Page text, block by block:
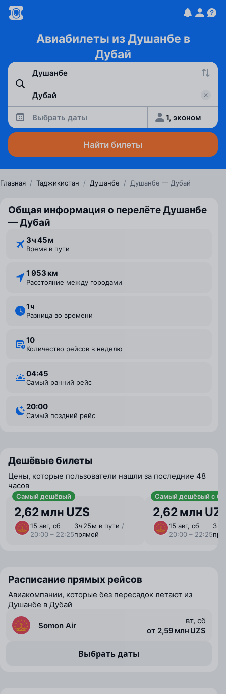
Авиабилеты из Душанбе в
Дубай
Выбрать даты 1, эконом
Найти билеты
Главная / Таджикистан / Душанбе / Душанбе — Дубай
Общая информация о перелёте Душанбе
— Дубай
3 ⁠ч 45 ⁠м
Время в пути
1 953 км
Расстояние между городами
1 ⁠ч
Разница во времени
10
Количество рейсов в неделю
04:45
Самый ранний рейс
20:00
Самый поздний рейс
Дешёвые билеты
Цены, которые пользователи нашли за последние 48
часов
Самый дешёвый
2,62 млн UZS
15 авг, сб
20:00 – 22:25
3 ⁠ч 25 ⁠м в пути /
прямой
Самый дешёвый с
2,62 млн
15 авг, сб
20:00 – 22:25
3 ⁠ч
Расписание прямых рейсов
Авиакомпании, которые без пересадок летают из
Душанбе в Дубай
Somon Air
вт, сб
от 2,59 млн UZS
Выбрать даты